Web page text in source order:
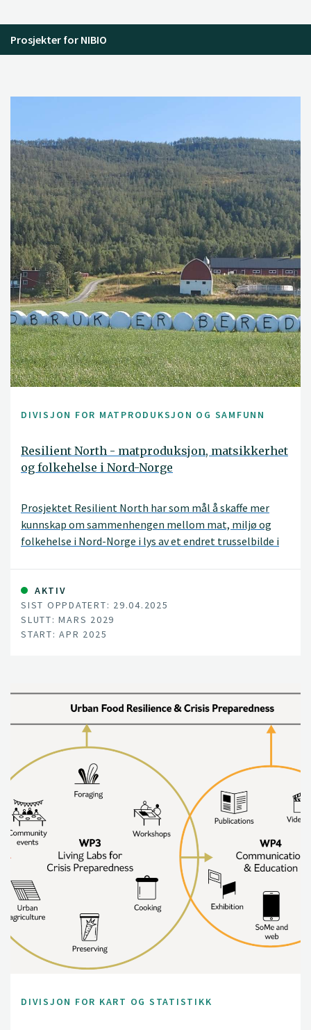
Prosjekter for NIBIO
DIVISJON FOR MATPRODUKSJON OG SAMFUNN
Resilient North - matproduksjon, matsikkerhet
og folkehelse i Nord-Norge
Prosjektet Resilient North har som mål å skaffe mer
kunnskap om sammenhengen mellom mat, miljø og
folkehelse i Nord-Norge i lys av et endret trusselbilde i
landsdelen og Norge blir bedre rustet til å håndtere
ulike situasjoner og endringer som kan oppstå.
AKTIV
SIST OPPDATERT: 29.04.2025
SLUTT: MARS 2029
START: APR 2025
DIVISJON FOR KART OG STATISTIKK